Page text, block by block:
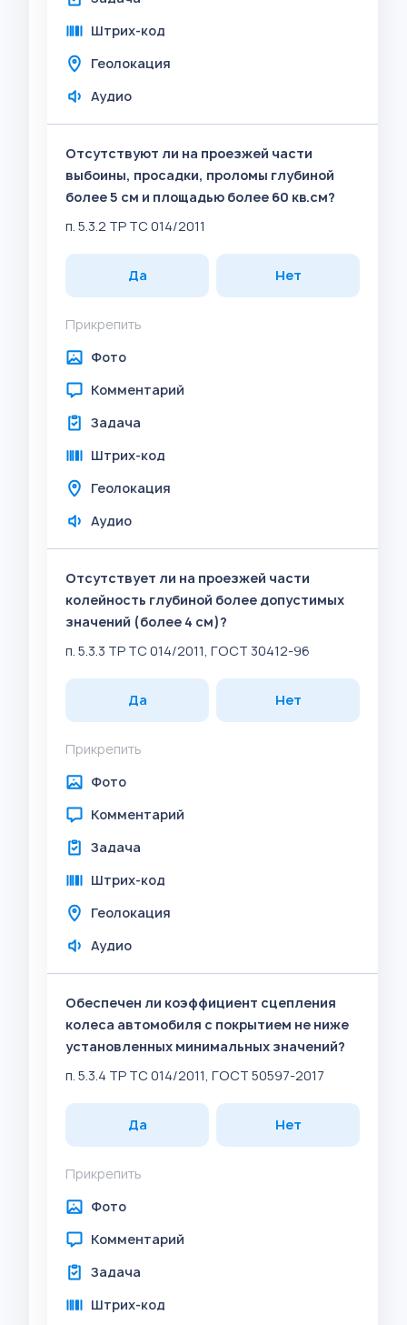
Штрих-код
Геолокация
Аудио
Отсутствуют ли на проезжей части
выбоины, просадки, проломы глубиной
более 5 см и площадью более 60 кв.см?
п. 5.3.2 ТР ТС 014/2011
Да Нет
Прикрепить
Фото
Комментарий
Задача
Штрих-код
Геолокация
Аудио
Отсутствует ли на проезжей части
колейность глубиной более допустимых
значений (более 4 см)?
п. 5.3.3 ТР ТС 014/2011, ГОСТ 30412-96
Да Нет
Прикрепить
Фото
Комментарий
Задача
Штрих-код
Геолокация
Аудио
Обеспечен ли коэффициент сцепления
колеса автомобиля с покрытием не ниже
установленных минимальных значений?
п. 5.3.4 ТР ТС 014/2011, ГОСТ 50597-2017
Да Нет
Прикрепить
Фото
Комментарий
Задача
Штрих-код